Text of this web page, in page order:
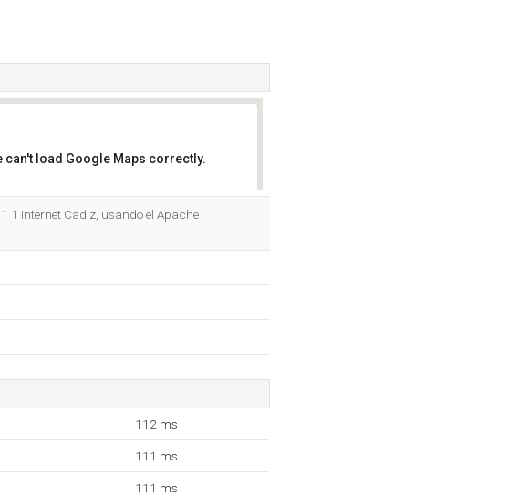
can't load Google Maps correctly.
1 Internet Cadiz, usando el Apache
112 ms
111 ms
111 ms